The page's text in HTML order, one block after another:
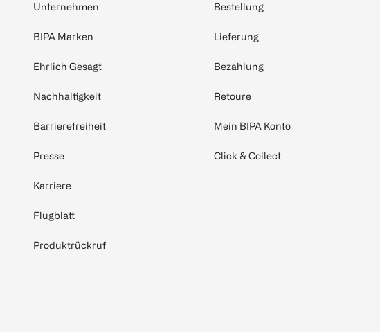
Unternehmen
BIPA Marken
Ehrlich Gesagt
Nachhaltigkeit
Barrierefreiheit
Presse
Karriere
Flugblatt
Produktrückruf
Bestellung
Lieferung
Bezahlung
Retoure
Mein BIPA Konto
Click & Collect